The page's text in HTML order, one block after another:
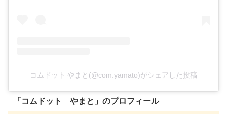
コムドット やまと(@com.yamato)がシェアした投稿
「コムドット やまと」のプロフィール